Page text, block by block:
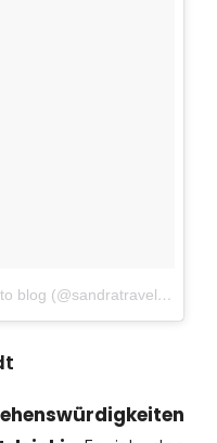
Ein Beitrag geteilt von Travel photo blog (@sandratravelblog)